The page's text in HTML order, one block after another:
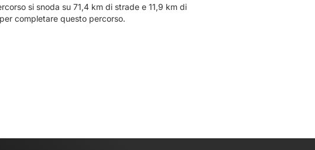
si snoda su 71,4 km di strade e 11,9 km di
completare questo percorso.